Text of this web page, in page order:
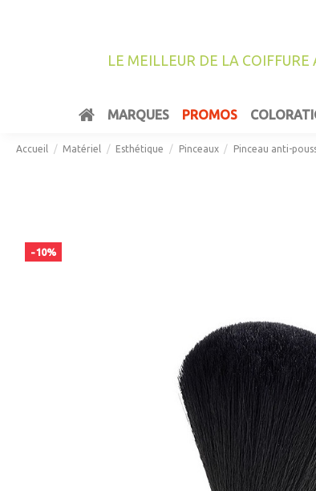
LE MEILLEUR DE LA COIFFURE
MARQUES PROMOS
Accueil Matériel Esthétique Pinceaux Pinceau anti-
-10%